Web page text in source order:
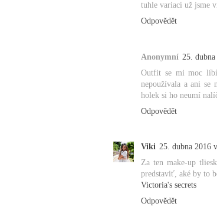
tuhle variaci už jsme
Odpovědět
Anonymní 25.
Outfit se mi moc
nepoužívala a ani
holek si ho neumí
Odpovědět
Viki 25. dubna 2016
Za ten make-up
predstaviť, aké by to
Victoria's secrets
Odpovědět